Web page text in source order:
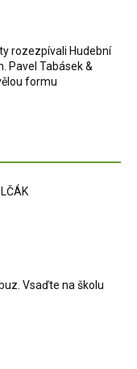
rozezpívali Hudební
Pavel Tabásek &
formu
Vsaďte na školu